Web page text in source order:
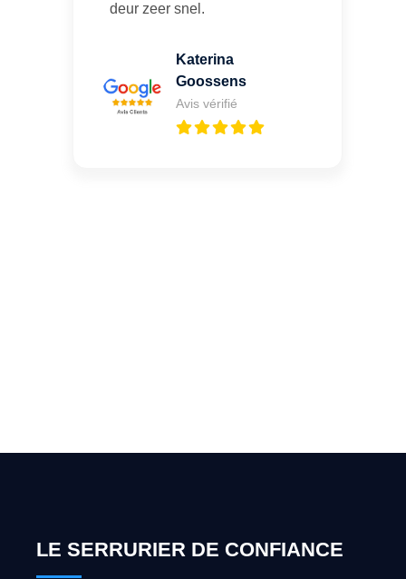
deur zeer snel.
Katerina
Goossens
Avis vérifié
LE SERRURIER DE CONFIANCE